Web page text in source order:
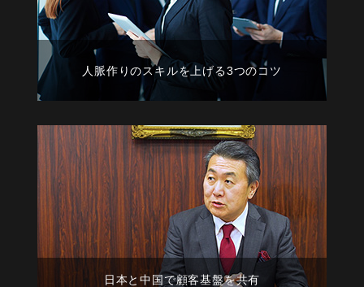
人脈作りのスキルを上げる3つのコツ
日本と中国で顧客基盤を共有